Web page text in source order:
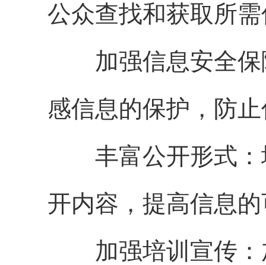
公众查找和获取所
加强信息安全保
感信息的保护，防
丰富公开形式：
开内容，提高信息
加强培训宣传：